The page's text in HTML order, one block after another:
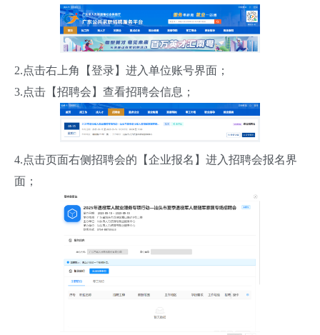
2.点击右上角【登录】进入单位账号界面；
3.点击【招聘会】查看招聘会信息；
4.点击页面右侧招聘会的【企业报名】进入招聘会报名界
面；